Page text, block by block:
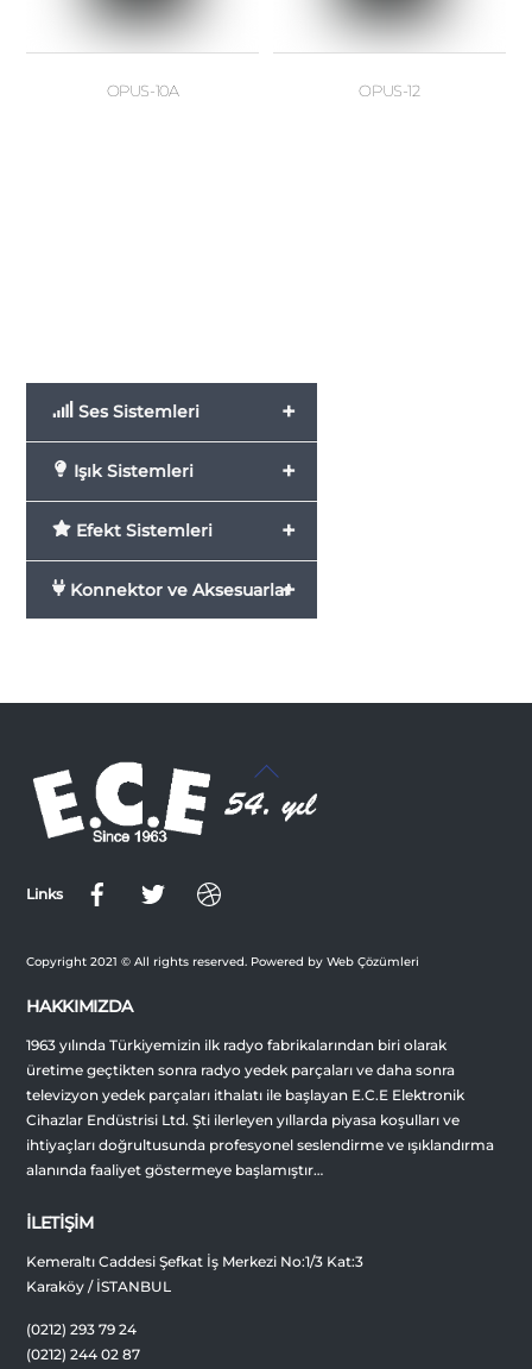
OPUS-10A OPUS-12
+
Ses Sistemleri
+
Işık Sistemleri
+
Efekt Sistemleri
+
Konnektor ve Aksesuarlar
Back
Top
Links
Copyright 2021 © All rights reserved. Powered by Web Çözümleri
HAKKIMIZDA
1963 yılında Türkiyemizin ilk radyo fabrikalarından biri olarak
üretime geçtikten sonra radyo yedek parçaları ve daha sonra
televizyon yedek parçaları ithalatı ile başlayan E.C.E Elektronik
Cihazlar Endüstrisi Ltd. Şti ilerleyen yıllarda piyasa koşulları ve
ihtiyaçları doğrultusunda profesyonel seslendirme ve ışıklandırma
alanında faaliyet göstermeye başlamıştır…
İLETİŞİM
Kemeraltı Caddesi Şefkat İş Merkezi No:1/3 Kat:3
Karaköy / İSTANBUL
(0212) 293 79 24
(0212) 244 02 87